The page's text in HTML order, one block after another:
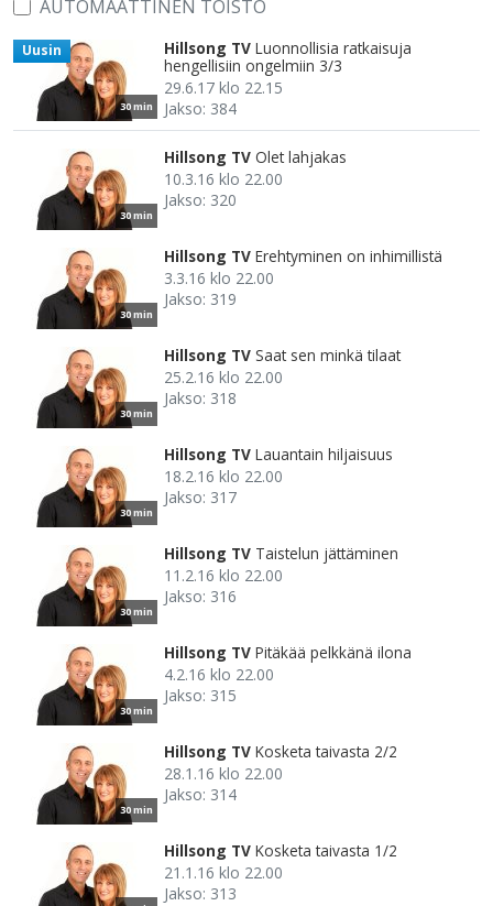
AUTOMAATTINEN TOISTO
30 min
Uusin Hillsong TV Luonnollisia ratkaisuja
hengellisiin ongelmiin 3/3
29.6.17 klo 22.15
Jakso: 384
30 min
Hillsong TV Olet lahjakas
10.3.16 klo 22.00
Jakso: 320
30 min
Hillsong TV Erehtyminen on inhimillistä
3.3.16 klo 22.00
Jakso: 319
30 min
Hillsong TV Saat sen minkä tilaat
25.2.16 klo 22.00
Jakso: 318
30 min
Hillsong TV Lauantain hiljaisuus
18.2.16 klo 22.00
Jakso: 317
30 min
Hillsong TV Taistelun jättäminen
11.2.16 klo 22.00
Jakso: 316
30 min
Hillsong TV Pitäkää pelkkänä ilona
4.2.16 klo 22.00
Jakso: 315
30 min
Hillsong TV Kosketa taivasta 2/2
28.1.16 klo 22.00
Jakso: 314
Hillsong TV Kosketa taivasta 1/2
21.1.16 klo 22.00
Jakso: 313